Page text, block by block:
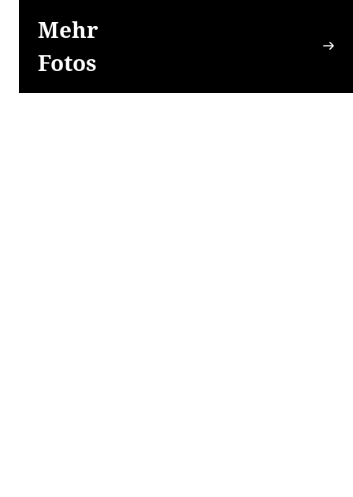
Mehr
Fotos